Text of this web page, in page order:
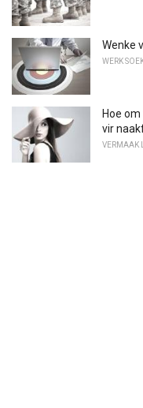
Wenke
WERK
Hoe
vir
VERMAAK